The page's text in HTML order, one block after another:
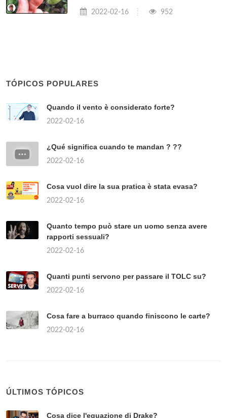
2022-02-16 952
TÓPICOS POPULARES
Quando il vento è considerato forte?
2022-02-16
¿Qué significa cuando te mandan ? ??
2022-02-16
Cosa vuol dire la sua pratica è stata evasa?
2022-02-16
Quanto tempo può stare un uomo senza avere
rapporti sessuali?
2022-02-16
Quanti punti servono per passare il TOLC su?
2022-02-16
Cosa fare a burraco quando finiscono le carte?
2022-02-16
ÚLTIMOS TÓPICOS
Cosa dice l'equazione di Drake?